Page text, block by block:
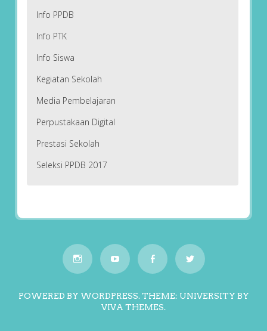
Info PPDB
Info PTK
Info Siswa
Kegiatan Sekolah
Media Pembelajaran
Perpustakaan Digital
Prestasi Sekolah
Seleksi PPDB 2017
POWERED BY WORDPRESS.THEME: UNIVERSITY BY
VIVA THEMES.